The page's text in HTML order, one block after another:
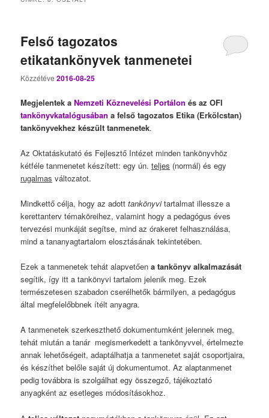
Felső tagozatos
etikatankönyvek tanmenetei
Közzétéve2016-08-25
Megjelentek a Nemzeti Köznevelési Portálon és az OFI
tankönyvkatalógusában a felső tagozatos Etika (Erkölcstan)
tankönyvekhez készült tanmenetek.
Az Oktatáskutató és Fejlesztő Intézet minden tankönyvhöz
kétféle tanmenetet készített: egy ún.teljes (normál) és egy
rugalmas változatot.
Mindkettő célja, hogy az adotttankönyvitartalmat illessze a
kerettanterv témaköreihez, valamint hogy a pedagógus éves
tervezési munkáját segítse, mind az órakeret felhasználása,
mind a tananyagtartalom elosztásának tekintetében.
Ezek a tanmenetek tehát alapvetőena tankönyv alkalmazását
segítik, így itt a tankönyvi tartalom jelenik meg. Ezek
természetesen szabadon cserélhetők bármilyen, a pedagógus
által megfelelőbbnek ítélt anyagra.
A tanmenetek szerkeszthető dokumentumként jelennek meg,
tehát miután a tanár megismerkedett a tankönyvvel, értelmezte
annak lehetőségeit, adaptálhatja a tanmenetet saját csoportjaira,
és készíthet belőle saját új dokumentumot. Az alaptanmenet
pedig továbbra is szolgálhat egy összegző, tájékoztató
anyagként az esetleges módosításokhoz.